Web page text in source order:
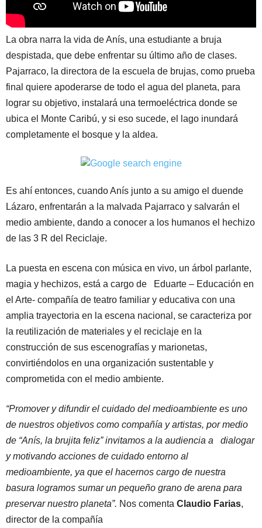
La obra narra la vida de Anís, una estudiante a bruja
despistada, que debe enfrentar su último año de clases.
Pajarraco, la directora de la escuela de brujas, como prueba
final quiere apoderarse de todo el agua del planeta, para
lograr su objetivo, instalará una termoeléctrica donde se
ubica el Monte Caribú, y si eso sucede, el lago inundará
completamente el bosque y la aldea.
Es ahí entonces, cuando Anís junto a su amigo el duende
Lázaro, enfrentarán a la malvada Pajarraco y salvarán el
medio ambiente, dando a conocer a los humanos el hechizo
de las 3 R del Reciclaje.
La puesta en escena con música en vivo, un árbol parlante,
magia y hechizos, está a cargo de Eduarte – Educación en
el Arte- compañía de teatro familiar y educativa con una
amplia trayectoria en la escena nacional, se caracteriza por
la reutilización de materiales y el reciclaje en la
construcción de sus escenografías y marionetas,
convirtiéndolos en una organización sustentable y
comprometida con el medio ambiente.
“Promover y difundir el cuidado del medioambiente es uno
de nuestros objetivos como compañía y artistas, por medio
de “Anís, la brujita feliz” invitamos a la audiencia a dialogar
y motivando acciones de cuidado entorno al
medioambiente, ya que el hacernos cargo de nuestra
basura logramos sumar un pequeño grano de arena para
preservar nuestro planeta”. Nos comenta Claudio Farias,
director de la compañía